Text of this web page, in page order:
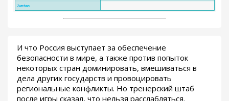
И что Россия выступает за обеспечение
безопасности в мире, а также против попыток
некоторых стран доминировать, вмешиваться в
дела других государств и провоцировать
региональные конфликты. Но тренерский штаб
после игры сказал, что нельзя расслабляться.